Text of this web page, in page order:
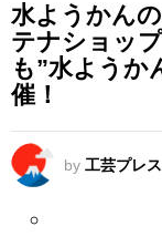
水ようかん
テナショッ
も”水ようか
催！
by 工芸プレス